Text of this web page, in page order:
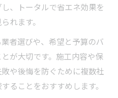
、トータルで省エネ効果を
れます。
者選びや、希望と予算のバ
が大切です。施工内容や保
や後悔を防ぐために複数社
ることをおすすめします。